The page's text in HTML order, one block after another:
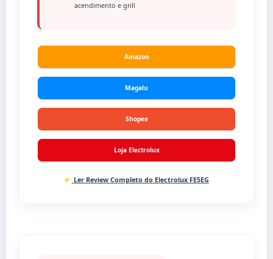
acendimento e grill
Amazon
Magalu
Shopee
Loja Electrolux
Ler Review Completo do Electrolux FE5EG